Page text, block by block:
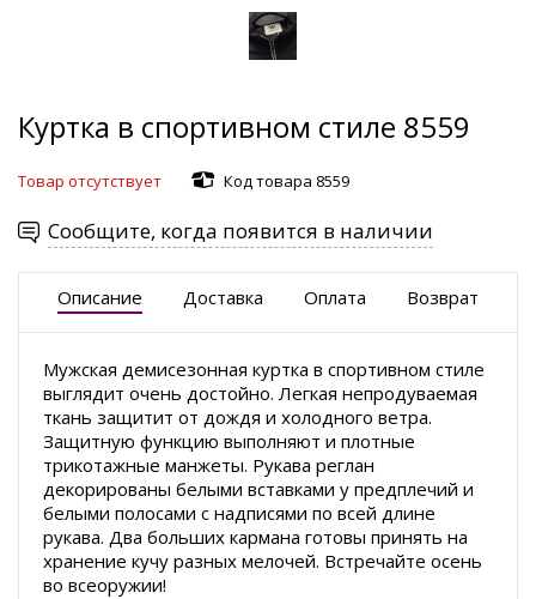
Куртка в спортивном стиле 8559
Товар отсутствует Код товара 8559
Сообщите, когда появится в наличии
Описание Доставка Оплата Возврат
Мужская демисезонная куртка в спортивном стиле
выглядит очень достойно. Легкая непродуваемая
ткань защитит от дождя и холодного ветра.
Защитную функцию выполняют и плотные
трикотажные манжеты. Рукава реглан
декорированы белыми вставками у предплечий и
белыми полосами с надписями по всей длине
рукава. Два больших кармана готовы принять на
хранение кучу разных мелочей. Встречайте осень
во всеоружии!